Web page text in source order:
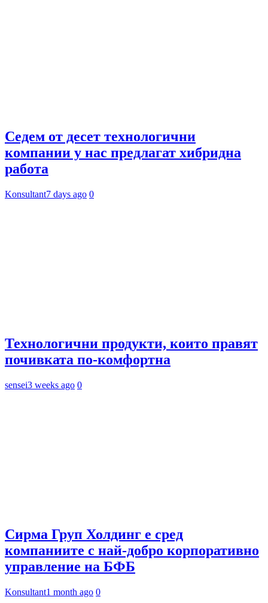
Седем от десет технологични
компании у нас предлагат хибридна
работа
Konsultant7 days ago 0
Технологични продукти, които правят
почивката по-комфортна
sensei3 weeks ago 0
Сирма Груп Холдинг е сред
компаниите с най-добро корпоративно
управление на БФБ
Konsultant1 month ago 0